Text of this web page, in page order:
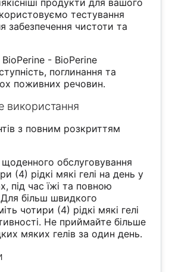
продукти для вашого
тестування
забезпечення чистоти та
- BioPerine
поглинання та
поживних речовин.
використання
з повним розкриттям
обслуговування
(4) рідкі мякі гелі на день у
під час їжі та повною
більш швидкого
чотири (4) рідкі мякі гелі
Не приймайте більше
мяких гелів за один день.